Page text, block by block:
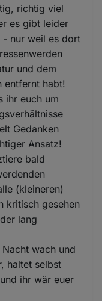
richtig viel
es gibt leider
- nur weil es dort
und dem
entfernt habt!
ihr euch um
Gedanken
Ansatz!
bald
(kleineren)
kritisch gesehen
lang
wach und
haltet selbst
ihr wär euer